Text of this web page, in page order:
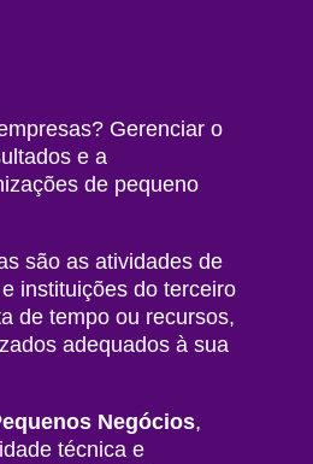
Gerenciar o
e a
de pequeno
são as atividades de
instituições do terceiro
de tempo ou recursos,
adequados à sua
Negócios,
técnica e